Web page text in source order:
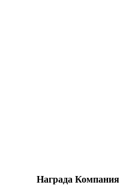
Награда Компания